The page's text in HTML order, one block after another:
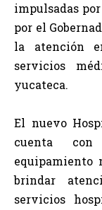
impulsadas
por el
la atención
servicios
yucateca.
El nuevo
cuenta con
equipamiento
brindar
servicios